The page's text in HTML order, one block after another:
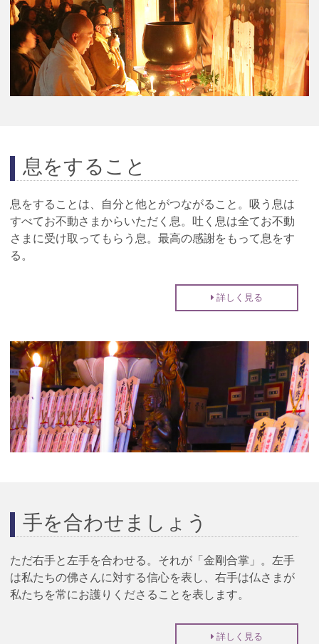
息をすること
息をすることは、自分と他とがつながること。吸う息は
すべてお不動さまからいただく息。吐く息は全てお不動
さまに受け取ってもらう息。最高の感謝をもって息をす
る。
詳しく見る
手を合わせましょう
ただ右手と左手を合わせる。それが「金剛合掌」。左手
は私たちの佛さんに対する信心を表し、右手は仏さまが
私たちを常にお護りくださることを表します。
詳しく見る